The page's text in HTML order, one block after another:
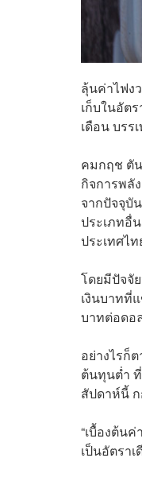
ลุ้นค่าไฟง
เก็บในอัต
เดือน บร
คมกฤช ตั
กิจการพลั
จากปัจจุบั
ประเภทอื่
ประเทศไ
โดยมีปัจจั
เงินบาทที่
บาทต่อดอ
อย่างไรก็
ต้นทุนต่ำ
สัปดาห์นี้
“เบื้องต้น
เป็นอัตรา